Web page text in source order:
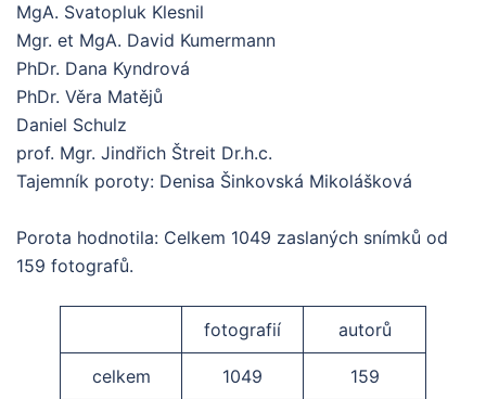
MgA. Svatopluk Klesnil
Mgr. et MgA. David Kumermann
PhDr. Dana Kyndrová
PhDr. Věra Matějů
Daniel Schulz
prof. Mgr. Jindřich Štreit Dr.h.c.
Tajemník poroty: Denisa Šinkovská Mikolášková
Porota hodnotila: Celkem 1049 zaslaných snímků od
159 fotografů.
fotografií autorů
celkem 1049 159